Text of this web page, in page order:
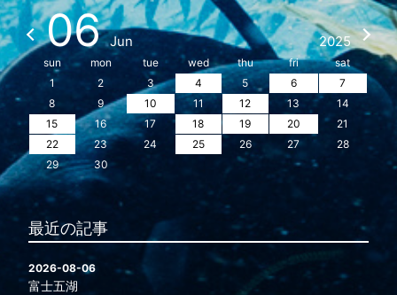
06 Jun 2025
sun mon tue wed thu fri
sat
1
2 3 4 5 6
7
8
9 10 11 12 13
14
15
16 17 18 19 20
21
22
23 24 25 26 27
28
29
30
最近の記事
2026-08-06
富士五湖